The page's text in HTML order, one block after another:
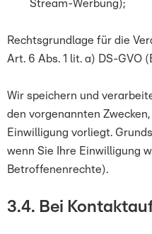
Stream-Werbung);
Rechtsgrundlage für die
Art. 6 Abs. 1 lit. a) DS-GVO
Wir speichern und
den vorgenannten
Einwilligung vorliegt.
wenn Sie Ihre Einwilligung
Betroffenenrechte).
3.4. Bei